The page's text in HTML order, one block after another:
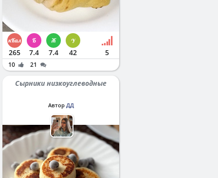
265 7.4 7.4 42 5
10 21
Сырники низкоуглеводные
Автор ДД